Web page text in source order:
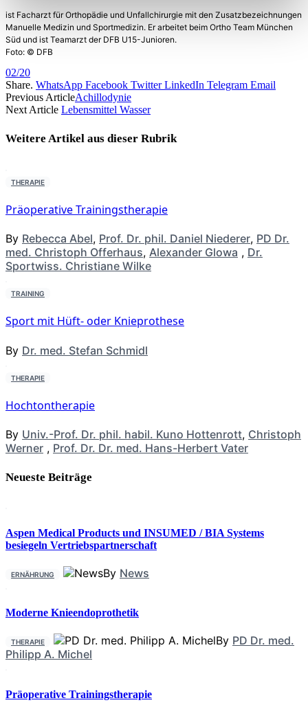
ist Facharzt für Orthopädie und Unfallchirurgie mit den Zusatzbezeichnungen
Manuelle Medizin und Sportmedizin. Er arbeitet beim Ortho Team München
Süd und ist Teamarzt der DFB U15-Junioren.
Foto: © DFB
02/20
Share. WhatsApp Facebook Twitter LinkedIn Telegram Email
Previous ArticleAchillodynie
Next Article Lebensmittel Wasser
Weitere Artikel aus dieser Rubrik
THERAPIE
Präoperative Trainingstherapie
By Rebecca Abel, Prof. Dr. phil. Daniel Niederer, PD Dr.
med. Christoph Offerhaus, Alexander Glowa , Dr.
Sportwiss. Christiane Wilke
TRAINING
Sport mit Hüft- oder Knieprothese
By Dr. med. Stefan Schmidl
THERAPIE
Hochtontherapie
By Univ.-Prof. Dr. phil. habil. Kuno Hottenrott, Christoph
Werner , Prof. Dr. Dr. med. Hans-Herbert Vater
Neueste Beiträge
Aspen Medical Products und INSUMED / BIA Systems
besiegeln Vertriebspartnerschaft
ERNÄHRUNG By News
Moderne Knieendoprothetik
THERAPIE By PD Dr. med.
Philipp A. Michel
Präoperative Trainingstherapie